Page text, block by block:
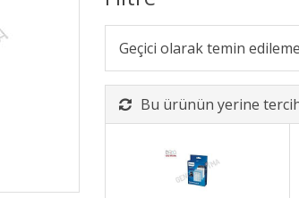
Geçici olarak temin
Bu ürünün yerine